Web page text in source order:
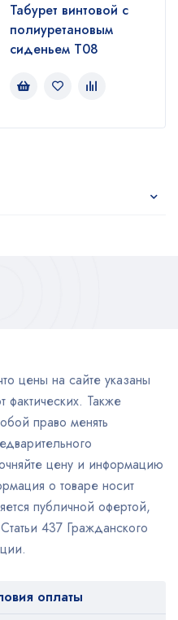
Табурет винтовой с
полиуретановым
сиденьем Т08
цены на сайте указаны
фактических. Также
право менять
цену и информацию
о товаре носит
публичной офертой,
437 Гражданского
оплаты